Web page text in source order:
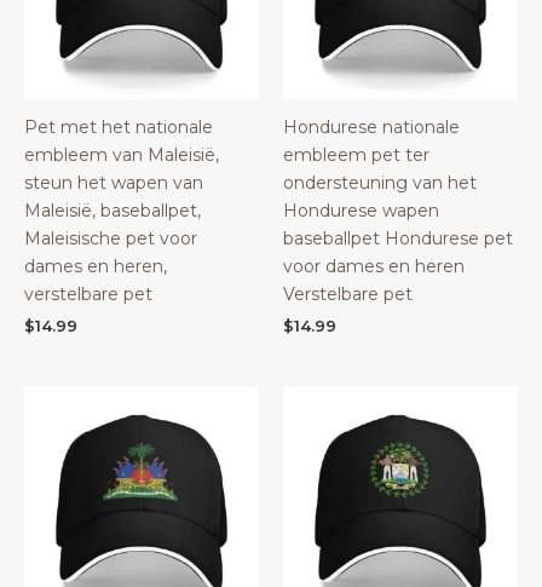
Pet met het nationale
embleem van Maleisië,
steun het wapen van
Maleisië, baseballpet,
Maleisische pet voor
dames en heren,
verstelbare pet
$14.99
Hondurese nationale
embleem pet ter
ondersteuning van het
Hondurese wapen
baseballpet Hondurese pet
voor dames en heren
Verstelbare pet
$14.99